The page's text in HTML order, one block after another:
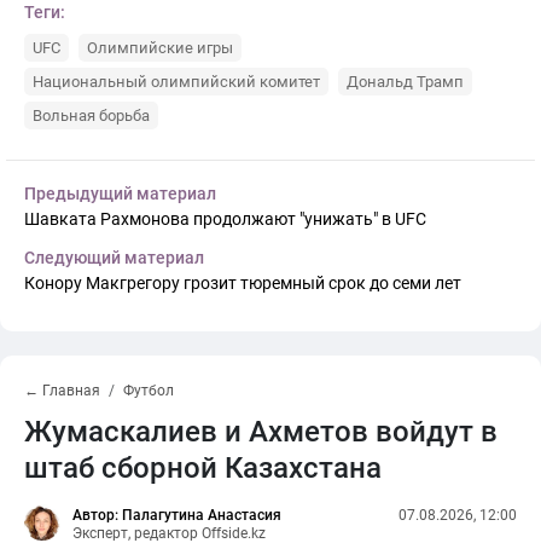
Теги:
UFC
Олимпийские игры
Национальный олимпийский комитет
Дональд Трамп
Вольная борьба
Предыдущий материал
Шавката Рахмонова продолжают "унижать" в UFC
Следующий материал
Конору Макгрегору грозит тюремный срок до семи лет
← Главная Футбол
Жумаскалиев и Ахметов войдут в
штаб сборной Казахстана
Автор: Палагутина Анастасия
Эксперт, редактор Offside.kz
07.08.2026, 12:00